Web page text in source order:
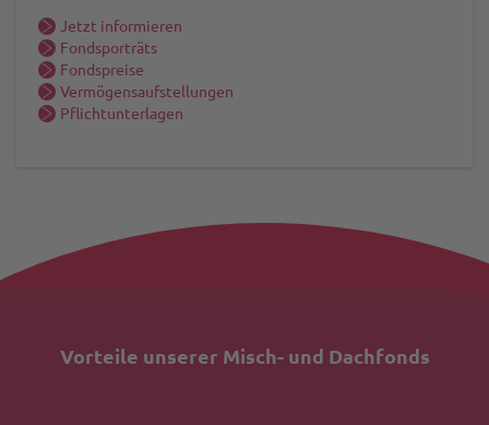
Jetzt informieren
Fondsporträts
Fondspreise
Vermögensaufstellungen
Pflichtunterlagen
Vorteile unserer Misch- und Dachfonds